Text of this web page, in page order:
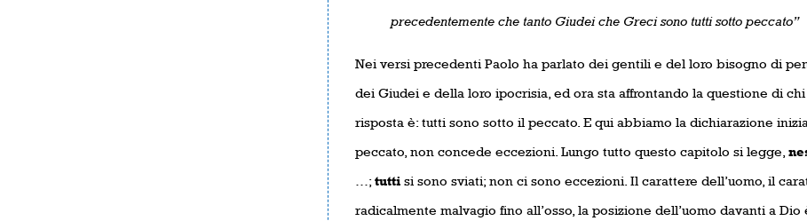
precedentemente che tanto Giudei che Greci sono tutti sotto peccato”
Nei versi precedenti Paolo ha parlato dei gentili e del loro bisogno di
dei Giudei e della loro ipocrisia, ed ora sta affrontando la questione di
risposta è: tutti sono sotto il peccato. E qui abbiamo la dichiarazione
peccato, non concede eccezioni. Lungo tutto questo capitolo si legge,
…;tuttisi sono sviati; non ci sono eccezioni. Il carattere dell’uomo, il
radicalmente malvagio fino all’osso, la posizione dell’uomo davanti a Dio